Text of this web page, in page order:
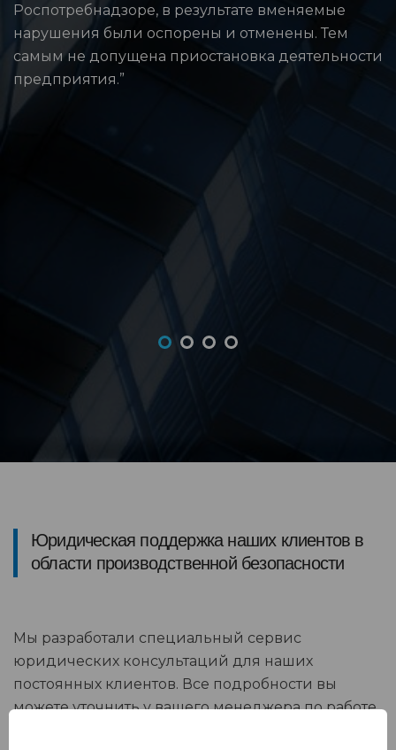
Роспотребнадзоре, в результате вменяемые
нарушения были оспорены и отменены. Тем
самым не допущена приостановка деятельности
предприятия.”
Юридическая поддержка наших клиентов в
области производственной безопасности
Мы разработали специальный сервис
юридических консультаций для наших
постоянных клиентов. Все подробности вы
можете уточнить у вашего менеджера по работе